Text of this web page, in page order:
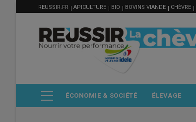
contenu
MENU
FILIÈRE
REUSSIR.FR APICULTURE BIO BOVINS VIANDE CHÈVRE
ÉCONOMIE & SOCIÉTÉ ÉLEVAGE